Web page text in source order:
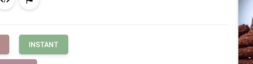
INSTANT